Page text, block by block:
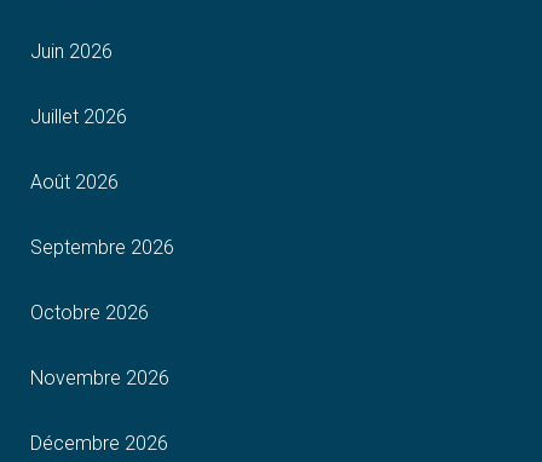
Juin 2026
Juillet 2026
Août 2026
Septembre 2026
Octobre 2026
Novembre 2026
Décembre 2026